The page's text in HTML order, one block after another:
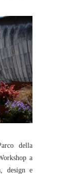
della
a
design e